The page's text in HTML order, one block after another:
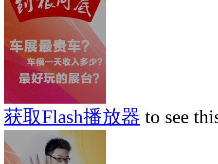
获取Flash播放器 to see